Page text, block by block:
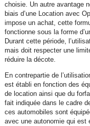
choisie. Un autre avantage
biais d’une Location avec
impose un achat, cette
fonctionne sous la forme
Durant cette période,
mais doit respecter une
réduire la décote.
En contrepartie de
est établi en fonction des
de location ainsi que du
fait indiquée dans le cadre
ces automobiles sont
avec une autonomie qui est